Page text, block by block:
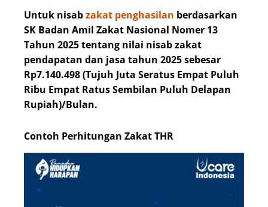
Untuk nisabzakat penghasilan berdasarkan
SK Badan Amil Zakat Nasional Nomer 13
Tahun 2025 tentang nilai nisab zakat
pendapatan dan jasa tahun 2025 sebesar
Rp7.140.498 (Tujuh Juta Seratus Empat Puluh
Ribu Empat Ratus Sembilan Puluh Delapan
Rupiah)/Bulan.
Contoh Perhitungan Zakat THR